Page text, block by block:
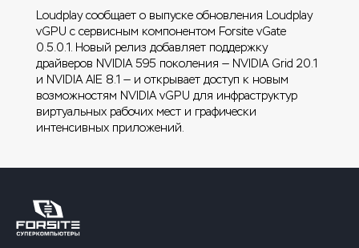
Loudplay сообщает о выпуске обновления Loudplay
vGPU с сервисным компонентом Forsite vGate
0.5.0.1. Новый релиз добавляет поддержку
драйверов NVIDIA 595 поколения — NVIDIA Grid 20.1
и NVIDIA AIE 8.1 — и открывает доступ к новым
возможностям NVIDIA vGPU для инфраструктур
виртуальных рабочих мест и графически
интенсивных приложений.